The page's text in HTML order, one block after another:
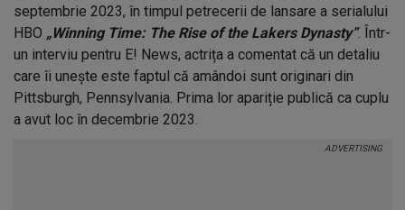
septembrie 2023, în timpul petrecerii de lansare a serialului
HBO „Winning Time: The Rise of the Lakers Dynasty”. Într-
un interviu pentru E! News, actrița a comentat că un detaliu
care îi unește este faptul că amândoi sunt originari din
Pittsburgh, Pennsylvania. Prima lor apariție publică ca cuplu
a avut loc în decembrie 2023.